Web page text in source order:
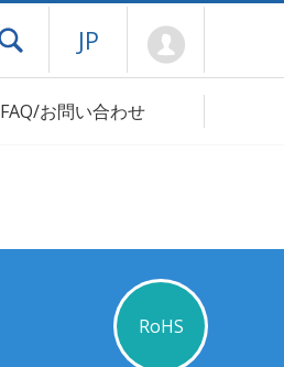
ドロワーメニューを開く
JP
FAQ/お問い合わせ
RoHS